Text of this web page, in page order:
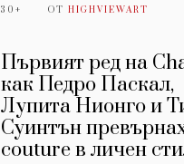
30+ ОТHIGHVIEWART
Първият ред на
как Педро Паскал,
Лупита Нионго и
Суинтън
couture в личен